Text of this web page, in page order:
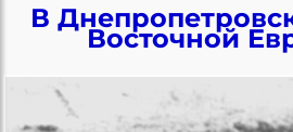
В
Восточной